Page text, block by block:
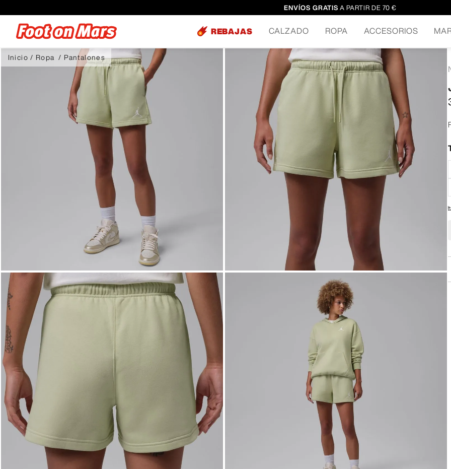
ENVÍOS GRATIS A PARTIR DE 70 €
REBAJAS CALZADO ROPA ACCESORIOS
Ropa Pantalones